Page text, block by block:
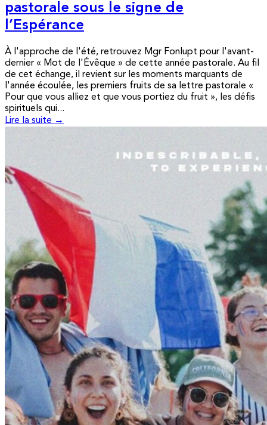
pastorale sous le signe de
l’Espérance
À l'approche de l'été, retrouvez Mgr Fonlupt pour l'avant-
dernier « Mot de l'Évêque » de cette année pastorale. Au fil
de cet échange, il revient sur les moments marquants de
l'année écoulée, les premiers fruits de sa lettre pastorale «
Pour que vous alliez et que vous portiez du fruit », les défis
spirituels qui...
Lire la suite →